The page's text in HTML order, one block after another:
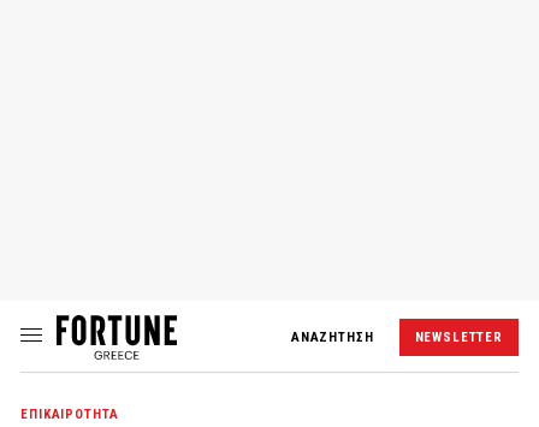
ΑΝΑΖΗΤΗΣΗ NEWSLETTER
ΕΠΙΚΑΙΡΟΤΗΤΑ